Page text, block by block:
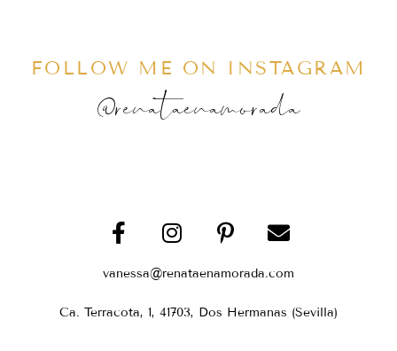
FOLLOW ME ON INSTAGRAM
@renataenamorada
vanessa@renataenamorada.com
Ca. Terracota, 1, 41703, Dos Hermanas (Sevilla)